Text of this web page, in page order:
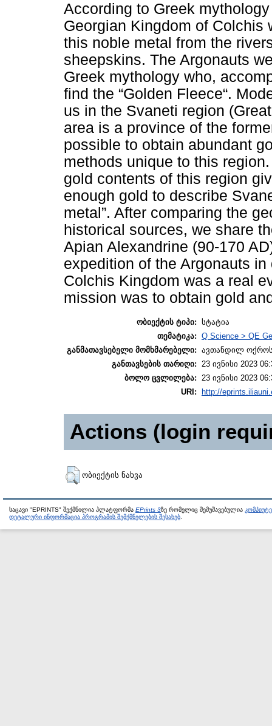
According to Greek
Georgian Kingdom of Colchis
this noble metal from the
sheepskins. The Argonauts
Greek mythology who,
find the “Golden Fleece“.
us in the Svaneti region
area is a province of the
possible to obtain abundant
methods unique to this
gold contents of this region
enough gold to describe
metal”. After comparing the
historical sources, we share
Apian Alexandrine (90-170
expedition of the Argonauts in
Colchis Kingdom was a real
mission was to obtain gold
ობიექტის ტიპი: სტატია
თემატიკა: Q Science > QE
განმათავსებელი მომხმარებელი: ავთანდილ
განთავსების თარიღი:
23 ივნისი 2023
ბოლო ცვლილება:
23 ივნისი 2023
URI:
http://
Actions (login
ობიექტის ნახვა
საცავი "EPRINTS" შექმნილია პლატფორმა EPrints 3ზე რომელიც შემუშავებულია
დეტალური ინფორმაცია პროგრამის შემქმნელების შესახებ